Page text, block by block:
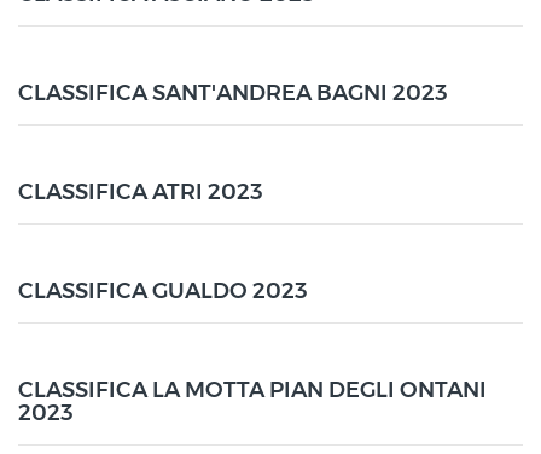
CLASSIFICA SANT'ANDREA BAGNI 2023
CLASSIFICA ATRI 2023
CLASSIFICA GUALDO 2023
CLASSIFICA LA MOTTA PIAN DEGLI ONTANI
2023